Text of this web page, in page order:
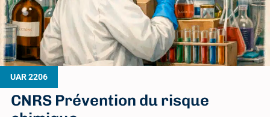
UAR 2206
CNRS Prévention du risque